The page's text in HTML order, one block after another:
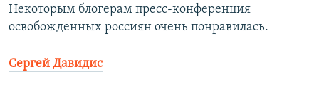
Некоторым блогерам пресс-конференция
освобожденных россиян очень понравилась.
Сергей Давидис